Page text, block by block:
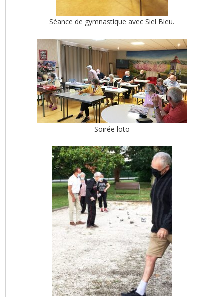
Séance de gymnastique avec Siel Bleu.
Soirée loto